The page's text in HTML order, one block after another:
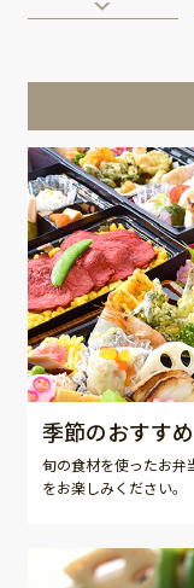
季節のおすすめ
旬の食材を使ったお弁
をお楽しみください。